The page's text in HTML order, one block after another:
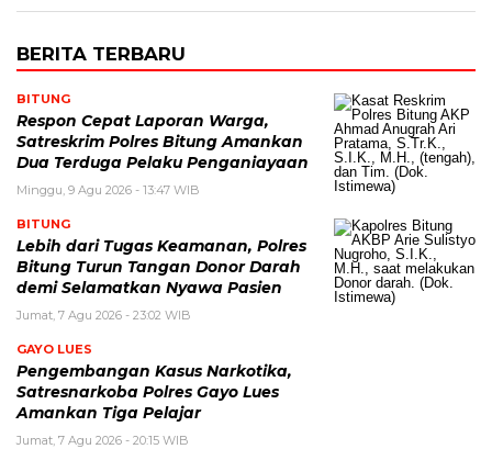
BERITA TERBARU
BITUNG
​Respon Cepat Laporan Warga,
Satreskrim Polres Bitung Amankan
Dua Terduga Pelaku Penganiayaan
Minggu, 9 Agu 2026 - 13:47 WIB
BITUNG
Lebih dari Tugas Keamanan, Polres
Bitung Turun Tangan Donor Darah
demi Selamatkan Nyawa Pasien
Jumat, 7 Agu 2026 - 23:02 WIB
GAYO LUES
Pengembangan Kasus Narkotika,
Satresnarkoba Polres Gayo Lues
Amankan Tiga Pelajar
Jumat, 7 Agu 2026 - 20:15 WIB